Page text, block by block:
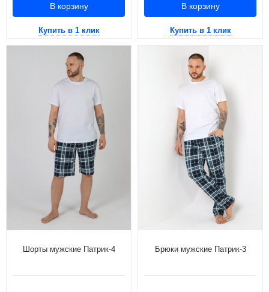
В корзину
Купить в 1 клик
В корзину
Купить в 1 клик
Шорты мужские Патрик-4 Брюки мужские Патрик-3